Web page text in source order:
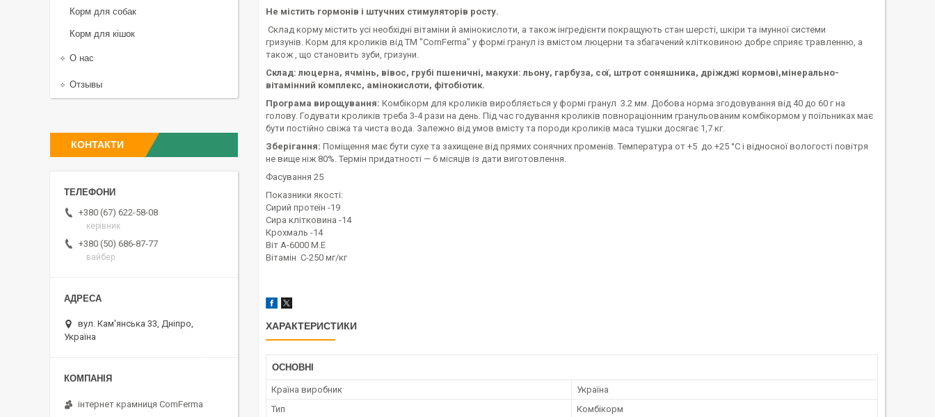
Не містить гормонів і штучних стимуляторів росту.
Склад корму містить усі необхідні вітаміни й амінокислоти, а також інгредієнти покращують стан шерсті, шкіри та імунної системи
гризунів. Корм для кроликів від ТМ "ComFerma" у формі гранул із вмістом люцерни та збагачений клітковиною добре сприяє травленню, а
також , що становить зуби, гризуни.
Склад: люцерна, ячмінь, вівос, грубі пшеничні, макухи: льону, гарбуза, сої, штрот соняшника, дріжджі кормові,мінерально-
вітамінний комплекс, амінокислоти, фітобіотик.
Програма вирощування: Комбікорм для кроликів виробляється у формі гранул 3.2 мм. Добова норма згодовування від 40 до 60 г на
голову. Годувати кроликів треба 3-4 рази на день. Під час годування кроликів повнораціонним гранульованим комбікормом у поїльниках має
бути постійно свіжа та чиста вода. Залежно від умов вмісту та породи кроликів маса тушки досягає 1,7 кг.
Зберігання: Поміщення має бути сухе та захищене від прямих сонячних променів. Температура от +5 до +25 °C і відносної вологості повітря
не вище ніж 80%. Термін придатності — 6 місяців із дати виготовлення.
Фасування 25
Показники якості:
Сирий протеїн -19
Сира клітковина -14
Крохмаль -14
Віт А-6000 М.Е
Вітамін С-250 мг/кг
ХАРАКТЕРИСТИКИ
ОСНОВНІ
Країна виробник
Україна
Тип
Комбікорм
Корм для собак
Корм для кішок
О нас
Отзывы
КОНТАКТИ
+380 (67) 622-58-08
керівник
+380 (50) 686-87-77
вайбер
вул. Кам'янська 33, Дніпро,
Україна
інтернет крамниця ComFerma